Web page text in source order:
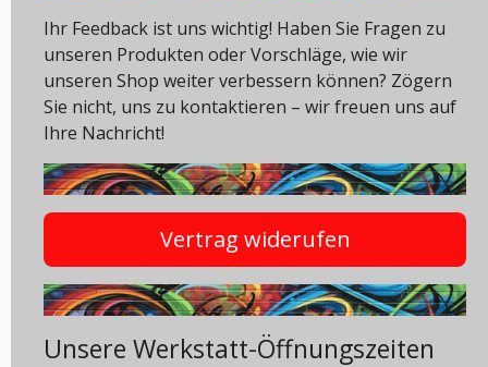
Ihr Feedback ist uns wichtig! Haben Sie Fragen zu
unseren Produkten oder Vorschläge, wie wir
unseren Shop weiter verbessern können? Zögern
Sie nicht, uns zu kontaktieren – wir freuen uns auf
Ihre Nachricht!
Vertrag widerufen
Unsere Werkstatt-Öffnungszeiten